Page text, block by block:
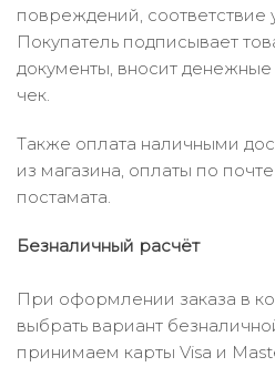
повреждений, соответствие
Покупатель подписывает
документы, вносит
чек.
Также оплата наличными
из магазина, оплаты по
постамата.
Безналичный расчёт
При оформлении заказа в
выбрать вариант
принимаем карты Visa и